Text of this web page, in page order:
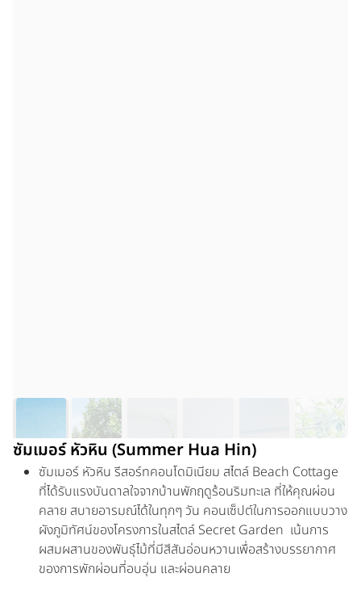
ซัมเมอร์ หัวหิน (Summer Hua Hin)
ซัมเมอร์ หัวหิน รีสอร์ทคอนโดมิเนียม สไตล์ Beach Cottage
ที่ได้รับแรงบันดาลใจจากบ้านพักฤดูร้อนริมทะเล ที่ให้คุณผ่อน
คลาย สบายอารมณ์ได้ในทุกๆ วัน คอนเซ็ปต์ในการออกแบบวาง
ผังภูมิทัศน์ของโครงการในสไตล์ Secret Garden เน้นการ
ผสมผสานของพันธุ์ไม้ที่มีสีสันอ่อนหวานเพื่อสร้างบรรยากาศ
ของการพักผ่อนที่อบอุ่น และผ่อนคลาย